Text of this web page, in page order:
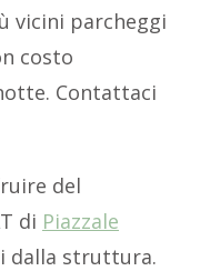
vicini parcheggi
costo
Contattaci
del
di Piazzale
dalla struttura.